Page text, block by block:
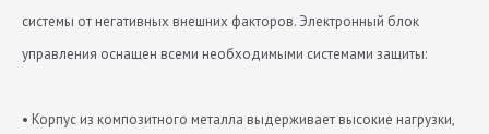
системы от негативных внешних факторов. Электронный блок
управления оснащен всеми необходимыми системами защиты:
• Корпус из композитного металла выдерживает высокие нагрузки,